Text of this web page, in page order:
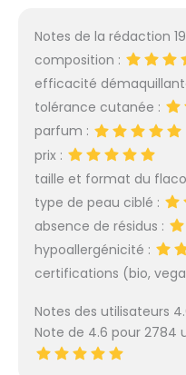
Notes de la rédaction
composition :
efficacité
tolérance cutanée :
parfum :
prix :
taille et format du
type de peau ciblé :
absence de résidus :
hypoallergénicité :
certifications (bio,
Notes des utilisateurs
Note de 4.6 pour 2784